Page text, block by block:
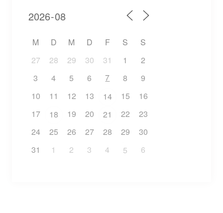
M D M D F S
S
27
28 29 30 31 1
2
3
4 5 6 7 8
9
10
11 12 13 14 15
16
17
18 19 20 21 22
23
24
25 26 27 28 29
30
31
1 2 3 4 5 6